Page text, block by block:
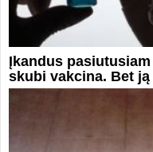
Įkandus
skubi vakcina. Bet